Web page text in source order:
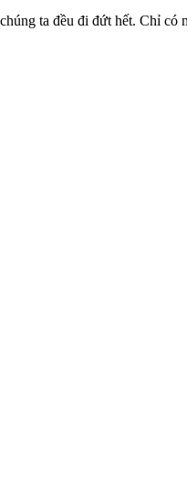
ta đều đi đứt hết. Chỉ